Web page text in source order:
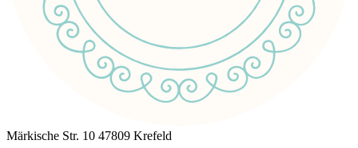
Märkische Str. 10 47809 Krefeld